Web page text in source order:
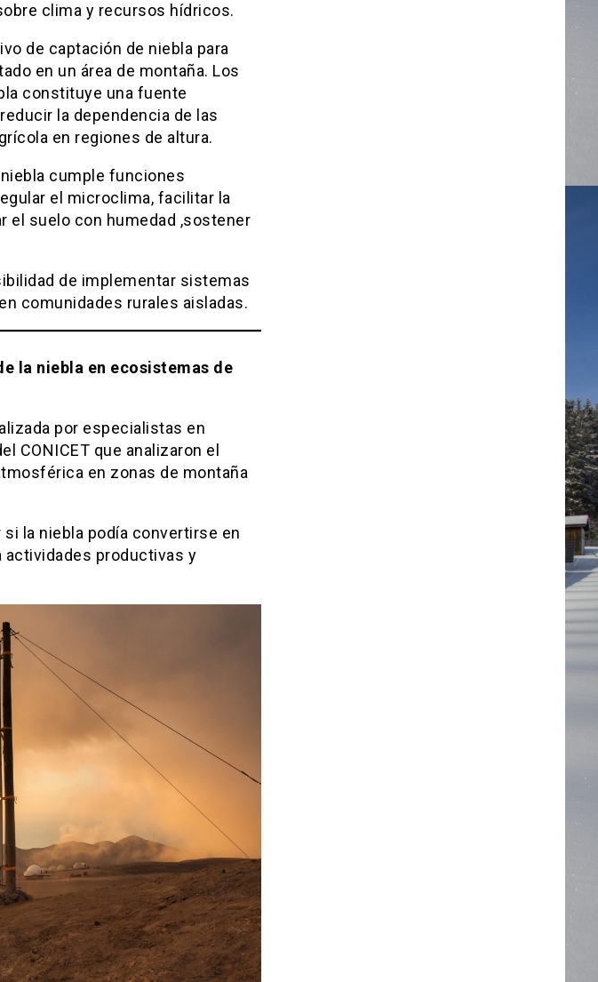
clima y recursos hídricos.
de captación de niebla para
en un área de montaña. Los
constituye una fuente
la dependencia de las
en regiones de altura.
cumple funciones
el microclima, facilitar la
el suelo con humedad ,sostener
de implementar sistemas
comunidades rurales aisladas.
la niebla en ecosistemas de
por especialistas en
CONICET que analizaron el
en zonas de montaña
la niebla podía convertirse en
actividades productivas y